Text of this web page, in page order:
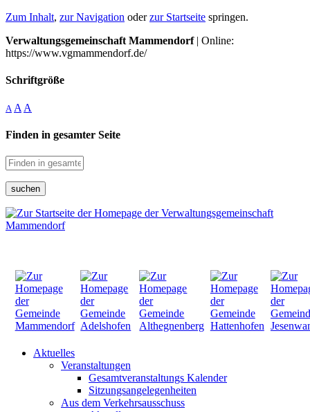
Zum Inhalt, zur Navigation oderzur Startseite springen.
Verwaltungsgemeinschaft Mammendorf| Online:
https://www.vgmammendorf.de/
Schriftgröße
A A A
Finden in gesamter Seite
suchen
Aktuelles
Veranstaltungen
Gesamtveranstaltungs Kalender
Sitzungsangelegenheiten
Aus dem Verkehrsausschuss